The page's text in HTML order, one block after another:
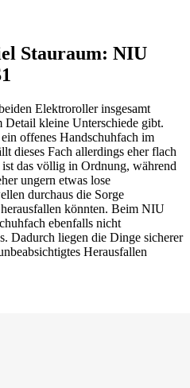
Stauraum: NIU
Elektroroller insgesamt
Detail kleine Unterschiede gibt.
offenes Handschuhfach im
dieses Fach allerdings eher flach
das völlig in Ordnung, während
ungern etwas lose
durchaus die Sorge
könnten. Beim NIU
ebenfalls nicht
Dadurch liegen die Dinge sicherer
Herausfallen